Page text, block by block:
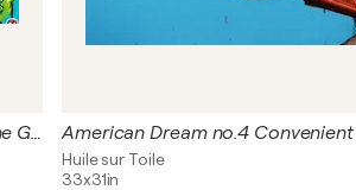
Innocent Eye Test; Formerly Germaine Grocery
Huile sur Toile
33x31in